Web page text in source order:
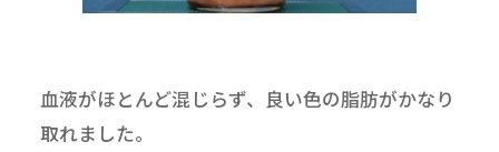
血液がほとんど混じらず、良い色の脂肪がかなり
取れました。